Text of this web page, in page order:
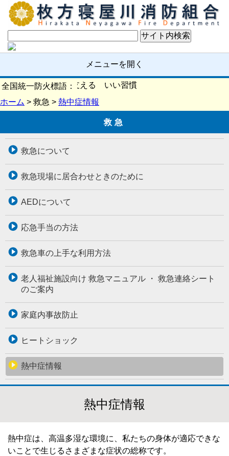
メニューを開く
全国統一防火標語：
認 いい日を支える いい習慣
ホーム > 救急 > 熱中症情報
救急
救急について
救急現場に居合わせときのために
AEDについて
応急手当の方法
救急車の上手な利用方法
老人福祉施設向け 救急マニュアル ・ 救急連絡シート
のご案内
家庭内事故防止
ヒートショック
熱中症情報
熱中症情報
熱中症は、高温多湿な環境に、私たちの身体が適応できな
いことで生じるさまざまな症状の総称です。